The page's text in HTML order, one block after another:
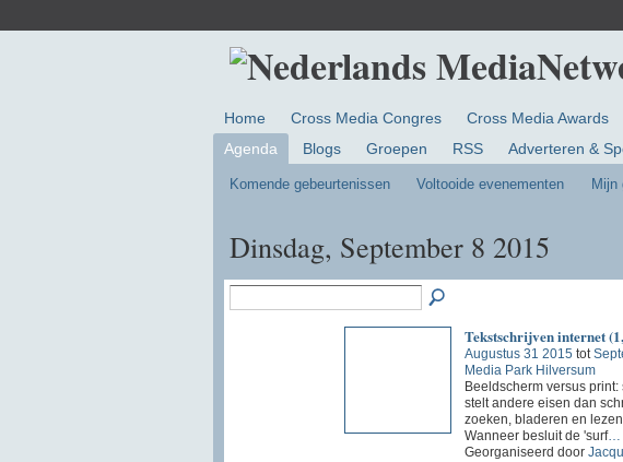
Home Cross Media Congres Cross Media Awards
Agenda
Blogs Groepen RSS Adverteren &
Komende gebeurtenissen Voltooide evenementen Mijn
Dinsdag, September 8 2015
Tekstschrijven internet
Augustus 31 2015 tot
Media Park Hilversum
Beeldscherm versus
stelt andere eisen dan
zoeken, bladeren en
Wanneer besluit de 'surf…
Georganiseerd door